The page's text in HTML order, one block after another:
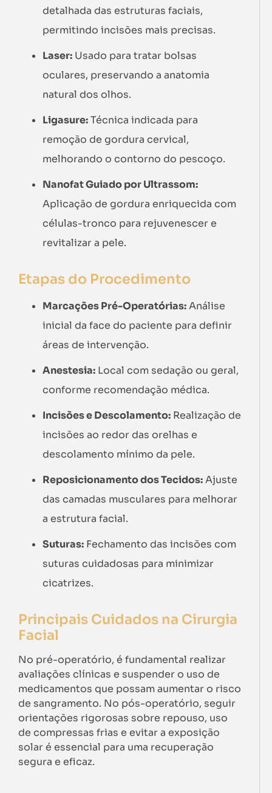
detalhada das estruturas faciais,
permitindo incisões mais precisas.
Laser: Usado para tratar bolsas
oculares, preservando a anatomia
natural dos olhos.
Ligasure:Técnica indicada para
remoção de gordura cervical,
melhorando o contorno do pescoço.
Nanofat Guiado por Ultrassom:
Aplicação de gordura enriquecida com
células-tronco para rejuvenescer e
revitalizar a pele.
Etapas do Procedimento
Marcações Pré-Operatórias:Análise
inicial da face do paciente para definir
áreas de intervenção.
Anestesia: Local com sedação ou geral,
conforme recomendação médica.
Incisões e Descolamento: Realização de
incisões ao redor das orelhas e
descolamento mínimo da pele.
Reposicionamento dos Tecidos:Ajuste
das camadas musculares para melhorar
a estrutura facial.
Suturas: Fechamento das incisões com
suturas cuidadosas para minimizar
cicatrizes.
Principais Cuidados na Cirurgia
Facial
No pré-operatório, é fundamental realizar
avaliações clínicas e suspender o uso de
medicamentos que possam aumentar o risco
de sangramento. No pós-operatório, seguir
orientações rigorosas sobre repouso, uso
de compressas frias e evitar a exposição
solar é essencial para uma recuperação
segura e eficaz.